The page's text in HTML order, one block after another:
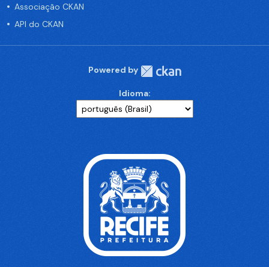
Associação CKAN
API do CKAN
Powered by
Idioma